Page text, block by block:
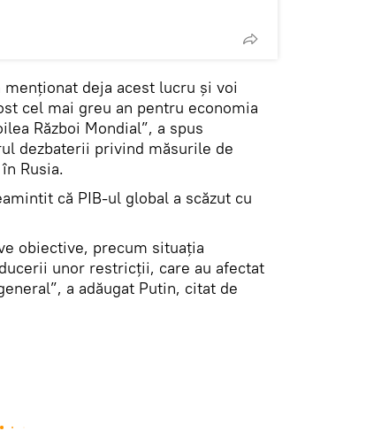
menționat deja acest lucru și voi
cel mai greu an pentru economia
Război Mondial”, a spus
dezbaterii privind măsurile de
Rusia.
că PIB-ul global a scăzut cu
obiective, precum situația
unor restricții, care au afectat
a adăugat Putin, citat de